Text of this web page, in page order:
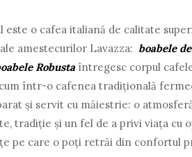
este o cafea italiană de calitate
amestecurilor Lavazza: boabele
Robusta întregesc corpul
într-o cafenea tradițională
și servit cu măiestrie: o
tradiție și un fel de a privi viața cu
pe care o poți retrăi din confortul